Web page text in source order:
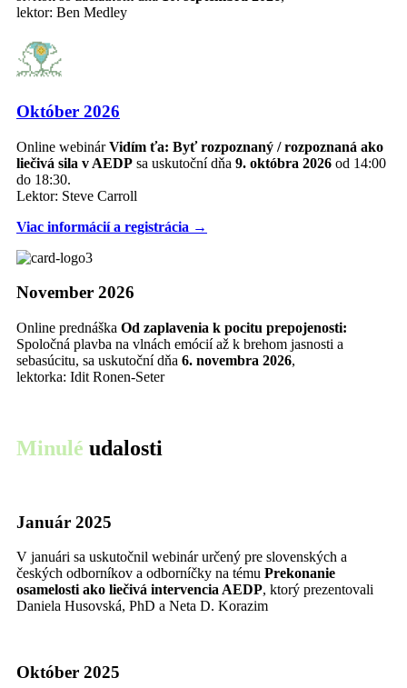
lektor: Ben Medley
Október 2026
Online webinárVidím ťa: Byť rozpoznaný / rozpoznaná ako
liečivá sila v AEDP sa uskutoční dňa 9. októbra 2026 od 14:00
do 18:30.
Lektor: Steve Carroll
Viac informácií a registrácia →
November 2026
Online prednáška Od zaplavenia k pocitu prepojenosti:
Spoločná plavba na vlnách emócií až k brehom jasnosti a
sebasúcitu, sa uskutoční dňa 6. novembra 2026,
lektorka: Idit Ronen-Seter
Minulé udalosti
Január 2025
V januári sa uskutočnil webinár určený pre slovenských a
českých odborníkov a odborníčky na tému Prekonanie
osamelosti ako liečivá intervencia AEDP, ktorý prezentovali
Daniela Husovská, PhD a Neta D. Korazim
Október 2025